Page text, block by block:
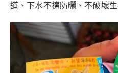
道、下水不擦防曬、不破壞